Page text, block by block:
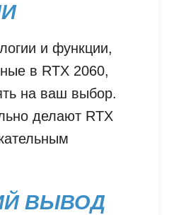
и функции,
в RTX 2060,
на ваш выбор.
делают RTX
ВЫВОД